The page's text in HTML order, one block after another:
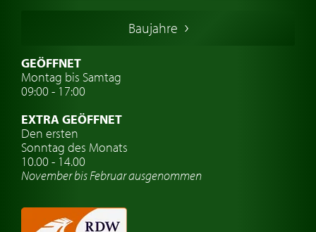
Schwedische Oldtimer
Oldtimer mit h-kennzeichen
Auto Oldtimer Markt
Oldtimer-Versicherung
Oldtimer-Clubs
Oldtimer-Reisen
Automarken uhren
Baujahre
GEÖFFNET
Montag bis Samtag
09:00 - 17:00
EXTRA GEÖFFNET
Den ersten
Sonntag des Monats
10.00 - 14.00
November bis Februar ausgenommen